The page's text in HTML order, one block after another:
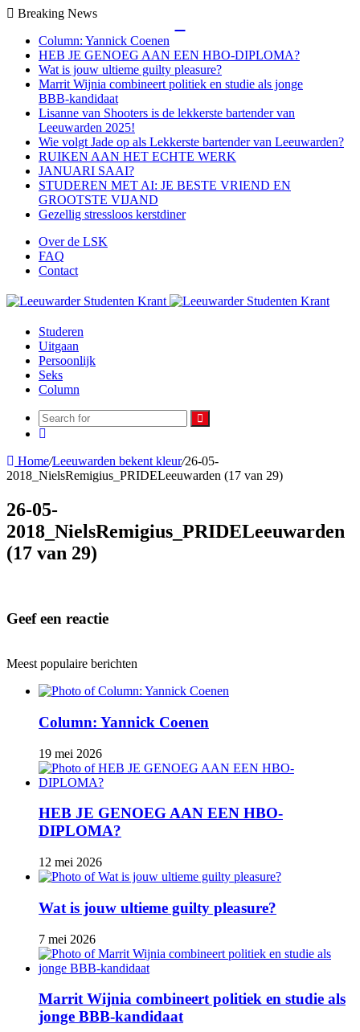
Breaking News
Column: Yannick Coenen
HEB JE GENOEG AAN EEN HBO-DIPLOMA?
Wat is jouw ultieme guilty pleasure?
Marrit Wijnia combineert politiek en studie als jonge
BBB‑kandidaat
Lisanne van Shooters is de lekkerste bartender van
Leeuwarden 2025!
Wie volgt Jade op als Lekkerste bartender van Leeuwarden?
RUIKEN AAN HET ECHTE WERK
JANUARI SAAI?
STUDEREN MET AI: JE BESTE VRIEND EN
GROOTSTE VIJAND
Gezellig stressloos kerstdiner
Over de LSK
FAQ
Contact
Menu
Studeren
Uitgaan
Persoonlijk
Seks
Column
Search
Home/Leeuwarden bekent kleur/26-05-
2018_NielsRemigius_PRIDELeeuwarden (17 van 29)
26-05-
2018_NielsRemigius_PRIDELeeuwarden
(17 van 29)
Geef een reactie
Meest populaire berichten
Column: Yannick Coenen
19 mei 2026
HEB JE GENOEG AAN EEN HBO-
DIPLOMA?
12 mei 2026
Wat is jouw ultieme guilty pleasure?
7 mei 2026
Marrit Wijnia combineert politiek en studie als
jonge BBB‑kandidaat